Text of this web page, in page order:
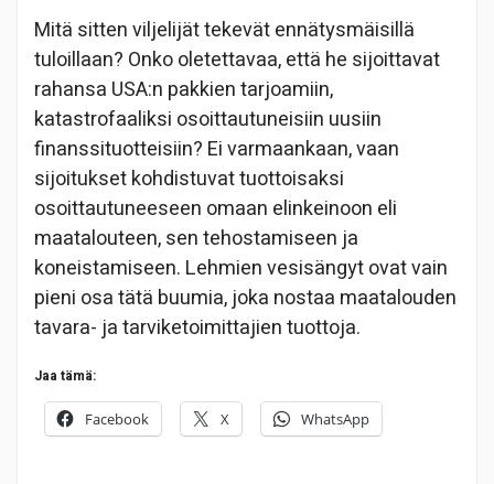
Mitä sitten viljelijät tekevät ennätysmäisillä
tuloillaan? Onko oletettavaa, että he sijoittavat
rahansa USA:n pakkien tarjoamiin,
katastrofaaliksi osoittautuneisiin uusiin
finanssituotteisiin? Ei varmaankaan, vaan
sijoitukset kohdistuvat tuottoisaksi
osoittautuneeseen omaan elinkeinoon eli
maatalouteen, sen tehostamiseen ja
koneistamiseen. Lehmien vesisängyt ovat vain
pieni osa tätä buumia, joka nostaa maatalouden
tavara- ja tarviketoimittajien tuottoja.
Jaa tämä:
Facebook X WhatsApp